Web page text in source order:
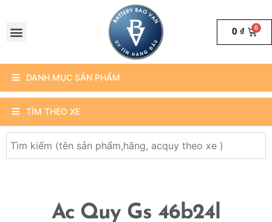
0 ₫
DANH MỤC SẢN PHẨM
TÌM THEO XE
Ac Quy Gs 46b24l